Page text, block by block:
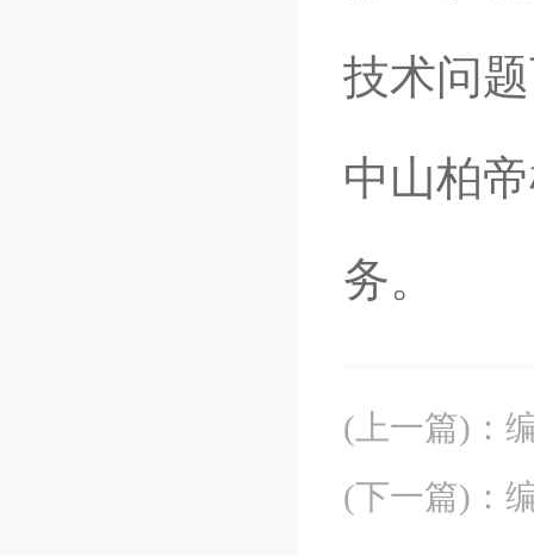
技术问
中山柏
务。
(上一篇) ：
(下一篇) ：